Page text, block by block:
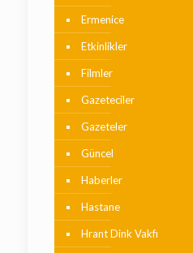
Ermenice
Etkinlikler
Filmler
Gazeteciler
Gazeteler
Güncel
Haberler
Hastane
Hrant Dink Vakfı